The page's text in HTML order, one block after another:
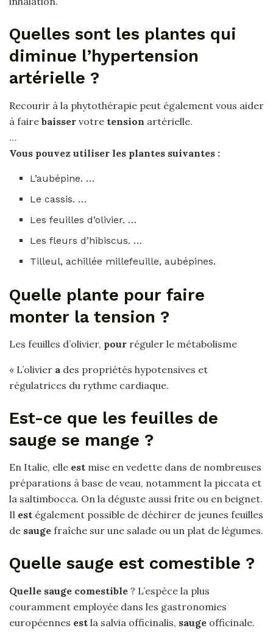
Quelles sont les plantes qui
diminue l’hypertension
artérielle ?
Recourir à la phytothérapie peut également vous aider
à faire baisser votre tension artérielle.
…
Vous pouvez utiliser les plantes suivantes :
L’aubépine. …
Le cassis. …
Les feuilles d’olivier. …
Les fleurs d’hibiscus. …
Tilleul, achillée millefeuille, aubépines.
Quelle plante pour faire
monter la tension ?
Les feuilles d’olivier, pour réguler le métabolisme
« L’olivier a des propriétés hypotensives et
régulatrices du rythme cardiaque.
Est-ce que les feuilles de
sauge se mange ?
En Italie, elle est mise en vedette dans de nombreuses
préparations à base de veau, notamment la piccata et
la saltimbocca. On la déguste aussi frite ou en beignet.
Il est également possible de déchirer de jeunes feuilles
de sauge fraîche sur une salade ou un plat de légumes.
Quelle sauge est comestible ?
Quelle sauge comestible ? L’espèce la plus
couramment employée dans les gastronomies
européennes est la salvia officinalis, sauge officinale.